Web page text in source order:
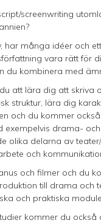
screenwriting
har många idéer och
vara rätt för
du kombinera med
att lära dig att skriva
struktur, lära dig
och du kommer
exempelvis drama-
olika delarna av
och
och filmer och du
till drama
och praktiska
kommer du